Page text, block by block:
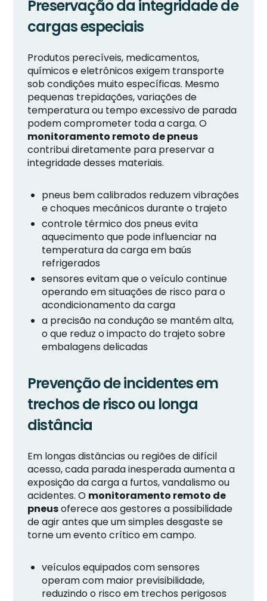
Preservação da integridade de
cargas especiais
Produtos perecíveis, medicamentos,
químicos e eletrônicos exigem transporte
sob condições muito específicas. Mesmo
pequenas trepidações, variações de
temperatura ou tempo excessivo de parada
podem comprometer toda a carga. O
monitoramento remoto de pneus
contribui diretamente para preservar a
integridade desses materiais.
pneus bem calibrados reduzem vibrações
e choques mecânicos durante o trajeto
controle térmico dos pneus evita
aquecimento que pode influenciar na
temperatura da carga em baús
refrigerados
sensores evitam que o veículo continue
operando em situações de risco para o
acondicionamento da carga
a precisão na condução se mantém alta,
o que reduz o impacto do trajeto sobre
embalagens delicadas
Prevenção de incidentes em
trechos de risco ou longa
distância
Em longas distâncias ou regiões de difícil
acesso, cada parada inesperada aumenta a
exposição da carga a furtos, vandalismo ou
acidentes. O monitoramento remoto de
pneusoferece aos gestores a possibilidade
de agir antes que um simples desgaste se
torne um evento crítico em campo.
veículos equipados com sensores
operam com maior previsibilidade,
reduzindo o risco em trechos perigosos